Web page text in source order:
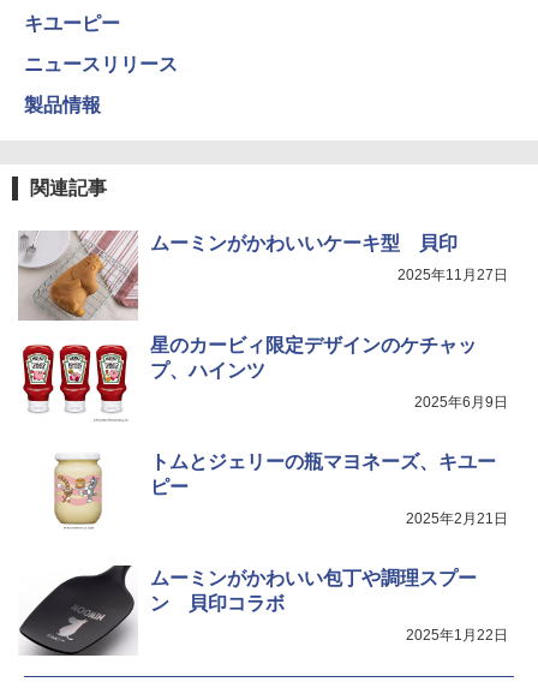
キユーピー
ニュースリリース
製品情報
関連記事
ムーミンがかわいいケーキ型 貝印
2025年11月27日
星のカービィ限定デザインのケチャッ
プ、ハインツ
2025年6月9日
トムとジェリーの瓶マヨネーズ、キユー
ピー
2025年2月21日
ムーミンがかわいい包丁や調理スプー
ン 貝印コラボ
2025年1月22日